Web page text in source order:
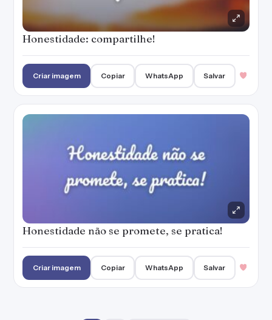
Honestidade: compartilhe!
Criar imagem Copiar WhatsApp Salvar
Honestidade não se promete, se pratica!
Criar imagem Copiar WhatsApp Salvar